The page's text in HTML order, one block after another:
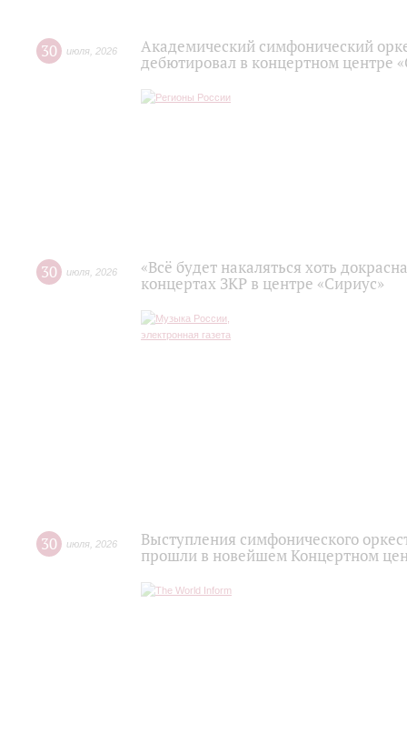
30 июля 2026
Академический симфонический
дебютировал в концертном центре
30 июля 2026
«Всё будет накаляться хоть
концертах ЗКР в центре «Сириус»
30 июля 2026
Выступления симфонического
прошли в новейшем Концертном